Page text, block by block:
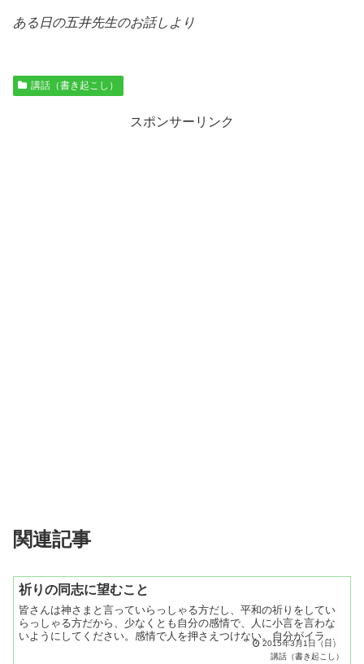
ある日の五井先生のお話しより
講話（書き起こし）
スポンサーリンク
関連記事
祈りの同志に望むこと
皆さんは神さまと言っていらっしゃる方だし、平和の祈りをしてい
らっしゃる方だから、少なくとも自分の感情で、人に小言を言わな
いようにしてください。感情で人を押さえつけない。自分がイライ
ラするから怒るなんていうのは、もう、イライラすることが業な
2015年3月1日（日）
講話（書き起こし）